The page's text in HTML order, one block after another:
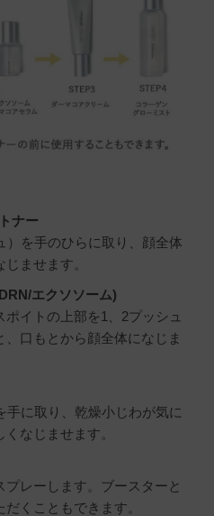
ナー
）を手のひらに取り、顔全体
ませます。
エクソソーム)
イトの上部を1、2プッシュ
口もとから顔全体になじま
手に取り、乾燥小じわが気に
なじませます。
レーします。ブースターと
くこともできます。